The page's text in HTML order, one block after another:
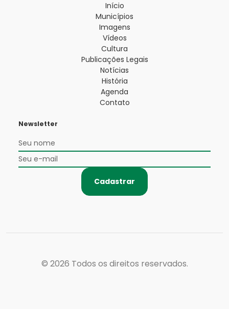
Início
Municípios
Imagens
Vídeos
Cultura
Publicações Legais
Notícias
História
Agenda
Contato
Newsletter
Cadastrar
© 2026 Todos os direitos reservados.